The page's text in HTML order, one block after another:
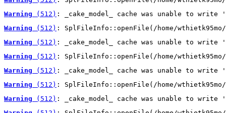
Warning (512) : _cake_model_ cache was unable to
Warning (512) : SplFileInfo::openFile(/home/wthietk95mo/
Warning (512) : _cake_model_ cache was unable to
Warning (512) : SplFileInfo::openFile(/home/wthietk95mo/
Warning (512) : _cake_model_ cache was unable to
Warning (512) : SplFileInfo::openFile(/home/wthietk95mo/
Warning (512) : _cake_model_ cache was unable to